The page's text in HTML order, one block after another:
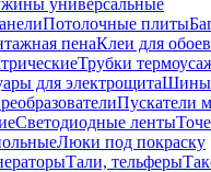
универсальные
Потолочные плиты
пенаКлеи для обоев
Трубки
для электрощитаШины
Пускатели
Светодиодные ленты
Люки под покраску
Тали, тельферы